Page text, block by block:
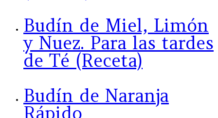
Budín de Miel, Limón
y Nuez. Para las tardes
de Té (Receta)
Budín de Naranja
Rápido